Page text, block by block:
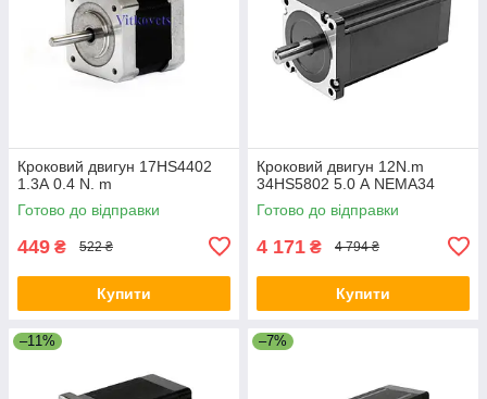
Кроковий двигун 17HS4402
1.3А 0.4 N. m
Готово до відправки
449 ₴ 522 ₴
Купити
Кроковий двигун 12N.m
34HS5802 5.0 А NEMA34
Готово до відправки
4 171 ₴ 4 794 ₴
Купити
–11% –7%